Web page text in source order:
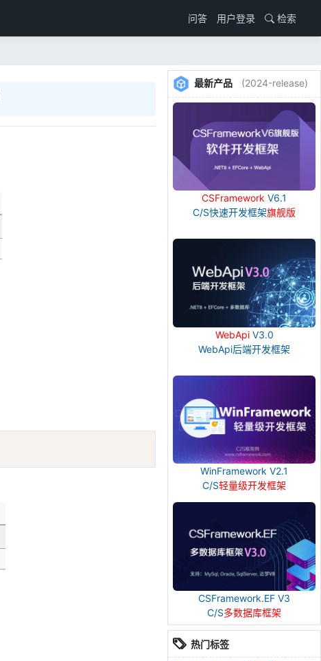
问答 用户登录 检索
最新产品 (2024-release)
CSFramework V6.1
C/S快速开发框架旗舰版
WebApiV3.0
WebApi后端开发框架
WinFramework V2.1
C/S轻量级开发框架
CSFramework.EF V3
C/S多数据库框架
热门标签